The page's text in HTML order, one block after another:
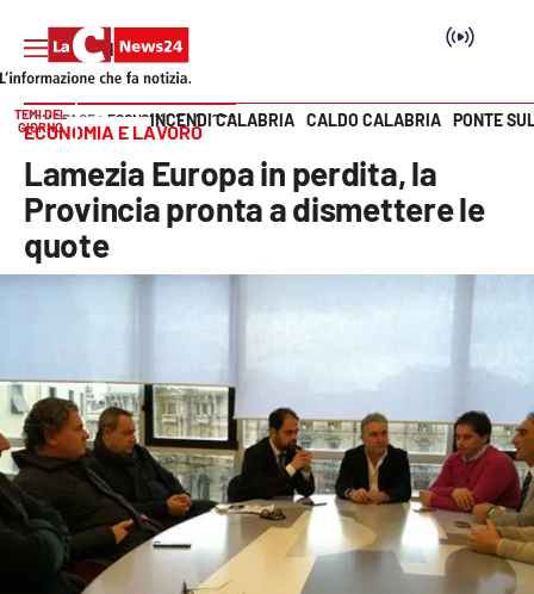
SEZIONI
Cronaca
Economia e lavoro
Italia Mondo
Sanità
Vai
TEMI DEL
GIORNO
INCENDI CALABRIA CALDO CALABRIA PONTE
HOME PAGE ECONOMIA E LAVORO
ECONOMIA E LAVORO
Lamezia Europa in perdita, la
Provincia pronta a dismettere le
quote